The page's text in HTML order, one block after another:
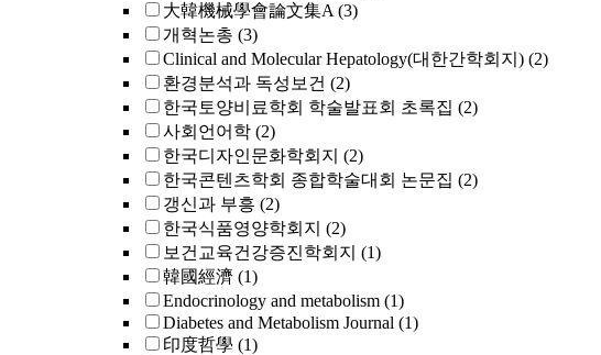
大韓機械學會論文集A (3)
개혁논총 (3)
Clinical and Molecular Hepatology(대한간학회지) (2)
환경분석과 독성보건 (2)
한국토양비료학회 학술발표회 초록집 (2)
사회언어학 (2)
한국디자인문화학회지 (2)
한국콘텐츠학회 종합학술대회 논문집 (2)
갱신과 부흥 (2)
한국식품영양학회지 (2)
보건교육건강증진학회지 (1)
韓國經濟 (1)
Endocrinology and metabolism (1)
Diabetes and Metabolism Journal (1)
印度哲學 (1)